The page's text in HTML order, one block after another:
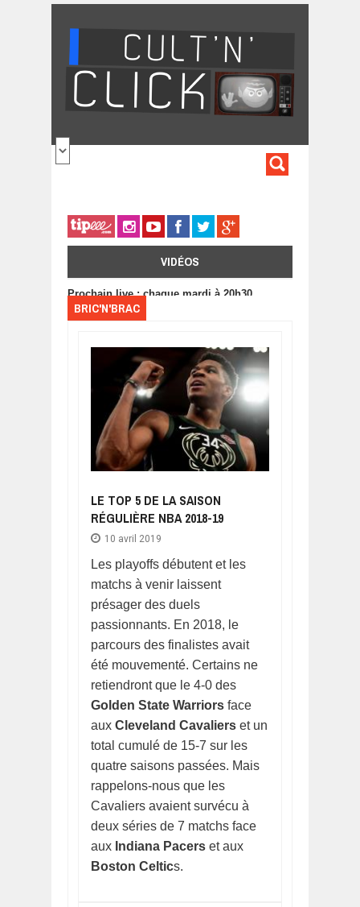
VIDÉOS
Prochain live : chaque mardi à 20h30
BRIC'N'BRAC
LE TOP 5 DE LA SAISON
RÉGULIÈRE NBA 2018-19
10 avril 2019
Les playoffs débutent et les
matchs à venir laissent
présager des duels
passionnants. En 2018, le
parcours des finalistes avait
été mouvementé. Certains ne
retiendront que le 4-0 des
Golden State Warriors face
aux Cleveland Cavaliers et un
total cumulé de 15-7 sur les
quatre saisons passées. Mais
rappelons-nous que les
Cavaliers avaient survécu à
deux séries de 7 matchs face
aux Indiana Pacers et aux
Boston Celtics.